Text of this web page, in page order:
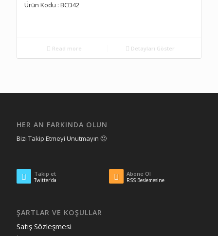
Ürün Kodu : BCD42
Read more Detayları Göster
HER AN FARKINDA OLUN
Bizi Takip Etmeyi Unutmayın 🙂
Takip et
Twitter'da
Abone Ol
RSS Beslemesine
ŞARTLAR VE KOŞULLAR
Satış Sözleşmesi